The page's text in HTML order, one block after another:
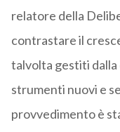
relatore della
contrastare il
talvolta gestiti
strumenti nuovi e
provvedimento è